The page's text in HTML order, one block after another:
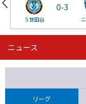
Ｓ世田谷
0-3
第16節 09/05 (土)
ニッパツ
ニュース
リーグ